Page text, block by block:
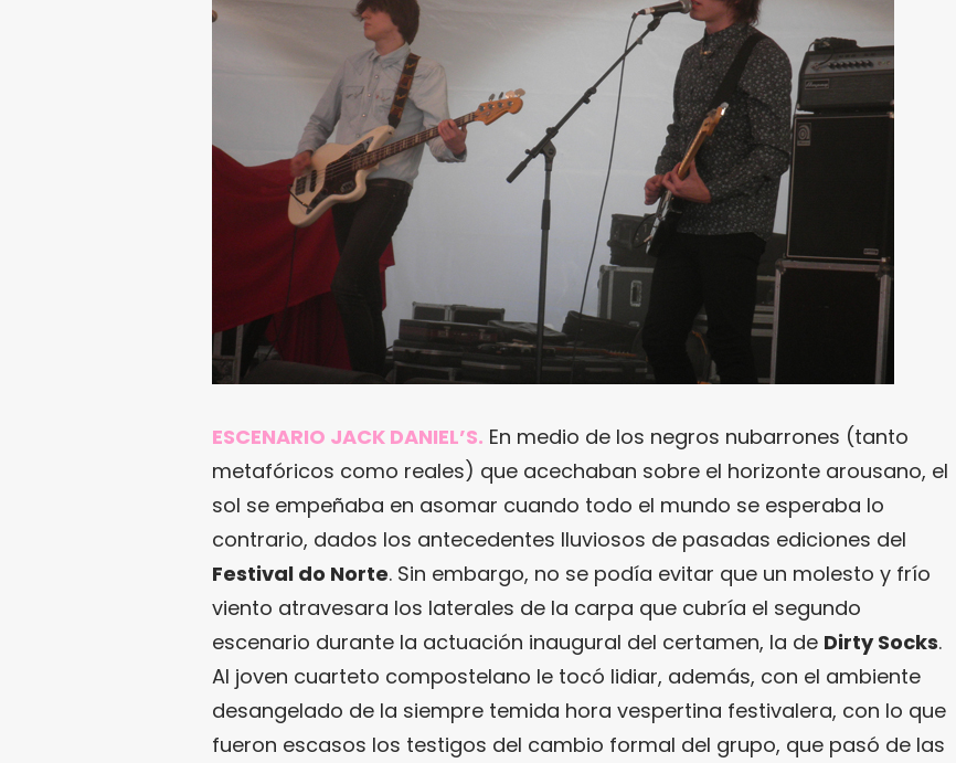
ESCENARIO JACK DANIEL’S. En medio de los negros nubarrones (tanto
metafóricos como reales) que acechaban sobre el horizonte arousano, el
sol se empeñaba en asomar cuando todo el mundo se esperaba lo
contrario, dados los antecedentes lluviosos de pasadas ediciones del
Festival do Norte. Sin embargo, no se podía evitar que un molesto y frío
viento atravesara los laterales de la carpa que cubría el segundo
escenario durante la actuación inaugural del certamen, la de Dirty Socks.
Al joven cuarteto compostelano le tocó lidiar, además, con el ambiente
desangelado de la siempre temida hora vespertina festivalera, con lo que
fueron escasos los testigos del cambio formal del grupo, que pasó de las